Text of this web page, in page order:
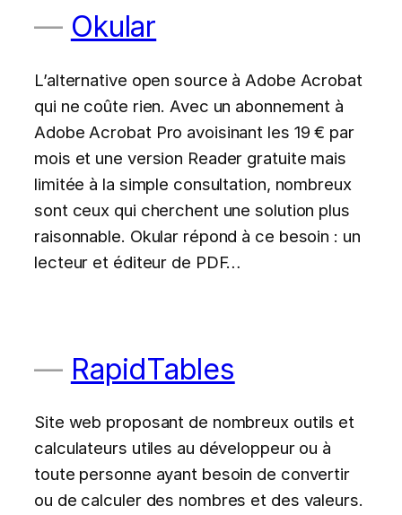
Okular
L’alternative open source à Adobe Acrobat
qui ne coûte rien. Avec un abonnement à
Adobe Acrobat Pro avoisinant les 19 € par
mois et une version Reader gratuite mais
limitée à la simple consultation, nombreux
sont ceux qui cherchent une solution plus
raisonnable. Okular répond à ce besoin : un
lecteur et éditeur de PDF…
RapidTables
Site web proposant de nombreux outils et
calculateurs utiles au développeur ou à
toute personne ayant besoin de convertir
ou de calculer des nombres et des valeurs.